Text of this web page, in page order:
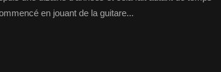
en jouant de la guitare...